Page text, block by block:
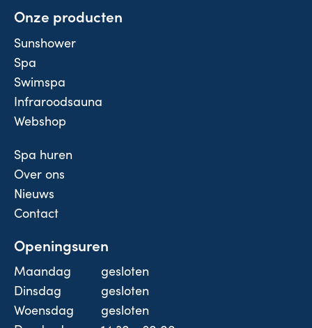
Onze producten
Sunshower
Spa
Swimspa
Infraroodsauna
Webshop
Spa huren
Over ons
Nieuws
Contact
Openingsuren
Maandag
gesloten
Dinsdag
gesloten
Woensdag
gesloten